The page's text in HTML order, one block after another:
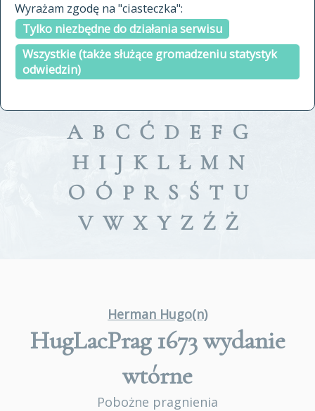
Wyrażam zgodę na "ciasteczka":
Tylko niezbędne do działania serwisu
Wszystkie (także służące gromadzeniu statystyk
odwiedzin)
indeksie
a fronte
a tergo
A B C Ć D E F G
H I J K L Ł M N
O Ó P R S Ś T U
V W X Y Z Ź Ż
Herman Hugo(n)
HugLacPrag 1673wydanie
wtórne
Pobożne pragnienia